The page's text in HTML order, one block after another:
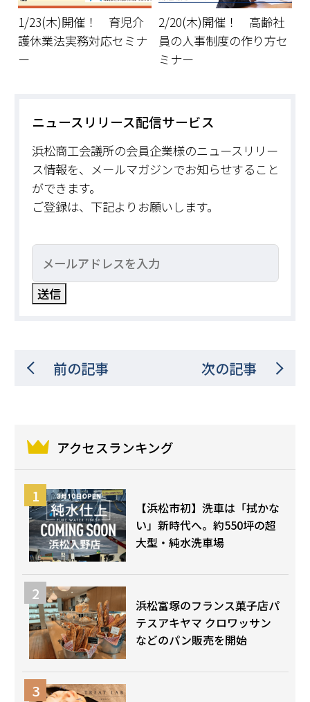
1/23(木)開催！ 育児介
護休業法実務対応セミナ
ー
2/20(木)開催！ 高齢社
員の人事制度の作り方セ
ミナー
ニュースリリース配信サービス
浜松商工会議所の会員企業様のニュースリリー
ス情報を、メールマガジンでお知らせすること
ができます。
ご登録は、下記よりお願いします。
前の記事 次の記事
アクセスランキング
【浜松市初】洗車は「拭かな
い」新時代へ。約550坪の超
大型・純水洗車場
浜松富塚のフランス菓子店パ
テスアキヤマ クロワッサン
などのパン販売を開始